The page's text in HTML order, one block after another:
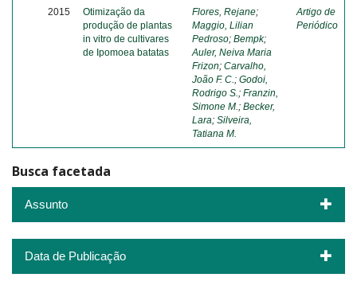
2015
Otimização da
produção de plantas
in vitro de cultivares
de Ipomoea batatas
Flores, Rejane;
Maggio, Lilian
Pedroso; Bempk;
Auler, Neiva Maria
Frizon; Carvalho,
João F. C.; Godoi,
Rodrigo S.; Franzin,
Simone M.; Becker,
Lara; Silveira,
Tatiana M.
Artigo de
Periódico
Busca facetada
Assunto
Data de Publicação